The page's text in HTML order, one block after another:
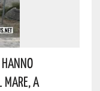
A